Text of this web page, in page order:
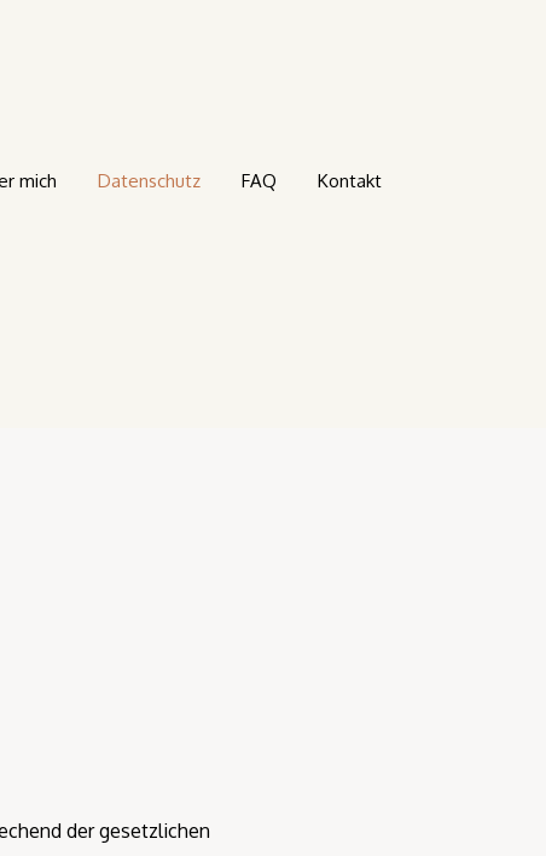
mich Datenschutz FAQ Kontakt
der gesetzlichen